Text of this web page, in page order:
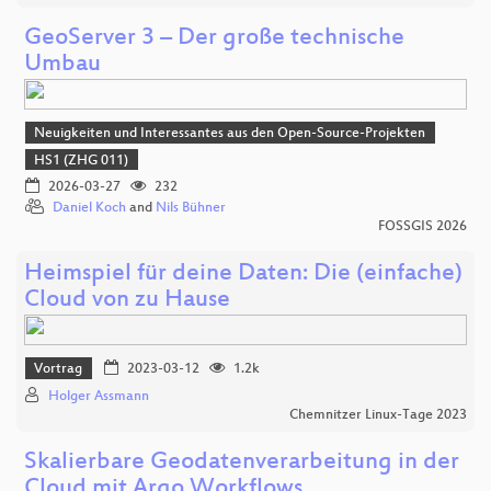
GeoServer 3 – Der große technische
Umbau
Neuigkeiten und Interessantes aus den Open-Source-Projekten
HS1 (ZHG 011)
2026-03-27
232
Daniel Koch and Nils Bühner
FOSSGIS 2026
Heimspiel für deine Daten: Die (einfache)
Cloud von zu Hause
Vortrag 2023-03-12
1.2k
Holger Assmann
Chemnitzer Linux-Tage 2023
Skalierbare Geodatenverarbeitung in der